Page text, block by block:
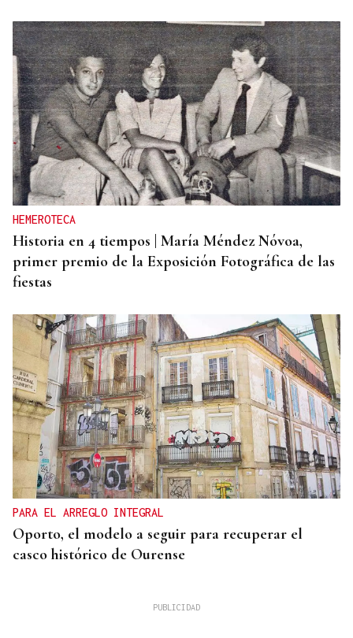
HEMEROTECA
Historia en 4 tiempos | María Méndez Nóvoa,
primer premio de la Exposición Fotográfica de las
fiestas
PARA EL ARREGLO INTEGRAL
Oporto, el modelo a seguir para recuperar el
casco histórico de Ourense